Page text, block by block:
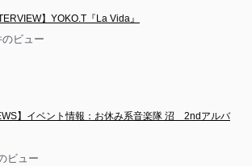
】YOKO.T『La Vida』
のビュー
】イベント情報：お休み系音楽隊 沼　2ndアルバ
ビュー